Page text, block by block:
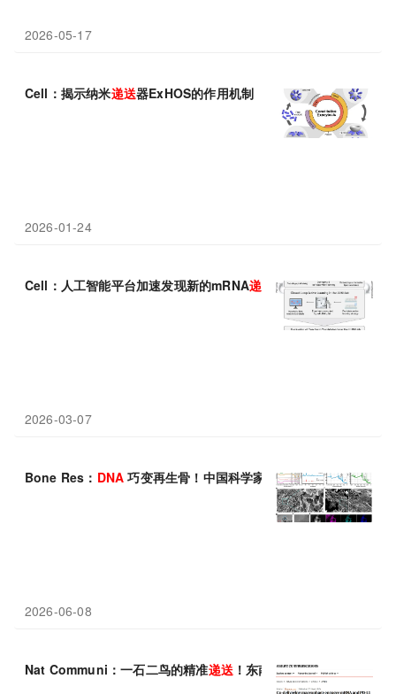
2026-05-17
Cell：揭示纳米递送器ExHOS的作用机制
2026-01-24
Cell：人工智能平台加速发现新的mRNA递送 材料
2026-03-07
Bone Res： DNA 巧变再生骨！中国科学家研发“智能”DNA水凝
2026-06-08
Nat Communi：一石二鸟的精准递送 ！东南大学谢金兵/朱旖旎通